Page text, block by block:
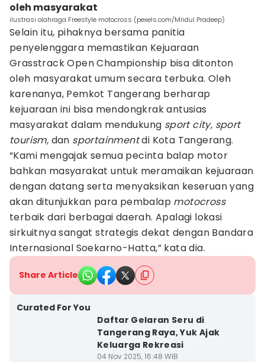
oleh masyarakat
ilustrasi olahraga Freestyle motocross (pexels.com/Mridul Pradeep)
Selain itu, pihaknya bersama panitia
penyelenggara memastikan Kejuaraan
Grasstrack Open Championship bisa ditonton
oleh masyarakat umum secara terbuka. Oleh
karenanya, Pemkot Tangerang berharap
kejuaraan ini bisa mendongkrak antusias
masyarakat dalam mendukung sport city, sport
tourism, dan sportainmentdi Kota Tangerang.
“Kami mengajak semua pecinta balap motor
bahkan masyarakat untuk meramaikan kejuaraan
dengan datang serta menyaksikan keseruan yang
akan ditunjukkan para pembalap motocross
terbaik dari berbagai daerah. Apalagi lokasi
sirkuitnya sangat strategis dekat dengan Bandara
Internasional Soekarno-Hatta,” kata dia.
Share Article
Curated For You
Daftar Gelaran Seru di
Tangerang Raya, Yuk Ajak
Keluarga Rekreasi
04 Nov 2025, 16:48 WIB